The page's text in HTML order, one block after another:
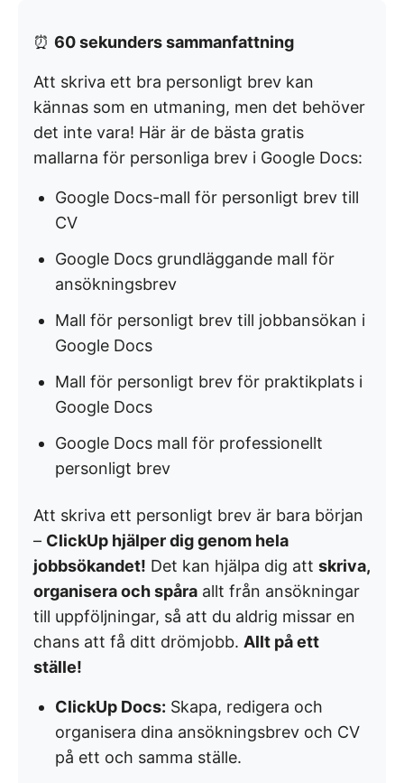
⏰ 60 sekunders sammanfattning
Att skriva ett bra personligt brev kan
kännas som en utmaning, men det behöver
det inte vara! Här är de bästa gratis
mallarna för personliga brev i Google Docs:
Google Docs-mall för personligt brev till
CV
Google Docs grundläggande mall för
ansökningsbrev
Mall för personligt brev till jobbansökan i
Google Docs
Mall för personligt brev för praktikplats i
Google Docs
Google Docs mall för professionellt
personligt brev
Att skriva ett personligt brev är bara början
– ClickUp hjälper dig genom hela
jobbsökandet! Det kan hjälpa dig att skriva,
organisera och spåra allt från ansökningar
till uppföljningar, så att du aldrig missar en
chans att få ditt drömjobb. Allt på ett
ställe!
ClickUp Docs: Skapa, redigera och
organisera dina ansökningsbrev och CV
på ett och samma ställe.